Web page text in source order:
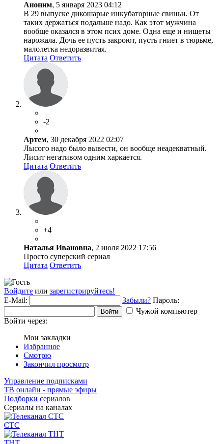
Аноним, 5 января 2023 04:12
В 29 выпуске дикошарые инкубаторные свиньи. От
таких держаться подальше надо. Как этот мужчина
вообще оказался в этом псих доме. Одна еще и нищеты
нарожала. Дочь ее пусть закроют, пусть гниет в тюрьме,
малолетка недоразвитая.
Цитата Ответить
-2
Артем, 30 декабря 2022 02:07
Лысого надо было вывести, он вообще неадекватный.
Лисит негативом одним харкается.
Цитата Ответить
+4
Наталья Ивановна, 2 июля 2022 17:56
Просто суперский сериал
Цитата Ответить
Войдите или зарегистрируйтесь!
E-Mail:
Забыли? Пароль:
Войти
Чужой компьютер
Войти через:
Мои закладки
Избранное
Смотрю
Закончил просмотр
Управление подписками
ТВ онлайн - прямые эфиры
Подборки сериалов
Сериалы на каналах
СТС